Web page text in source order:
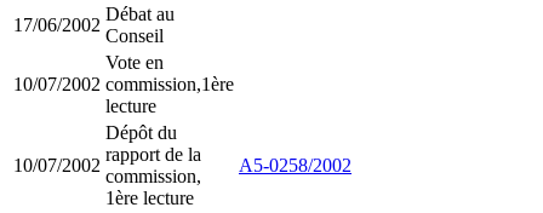
17/06/2002
Débat au
Conseil
10/07/2002
Vote en
commission,1ère
lecture
10/07/2002
Dépôt du
rapport de la
commission,
1ère lecture
A5-0258/2002